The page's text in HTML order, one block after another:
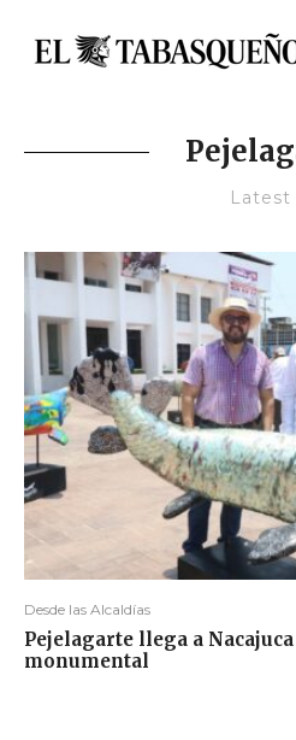
Latest
Desde las Alcaldías
Pejelagarte llega a
monumental